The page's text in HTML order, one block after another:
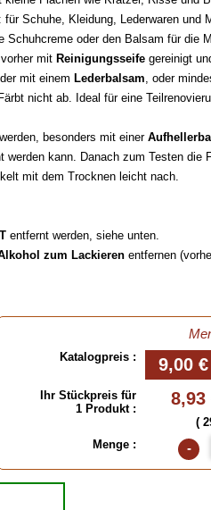
Schuhe, Kleidung, Lederwaren und
Schuhcreme oder den Balsam für die
mit Reinigungsseife gereinigt
mit einem Lederbalsam, oder
nicht ab. Ideal für eine
besonders mit einer
werden kann. Danach zum Testen die
mit dem Trocknen leicht nach.
entfernt werden, siehe unten.
zum Lackieren entfernen
unten.
Farbpalette klicken, oder das
Katalogpreis : 9,00 €
Ihr Stückpreis für
1 Produkt :
8,93
(
Menge :
-